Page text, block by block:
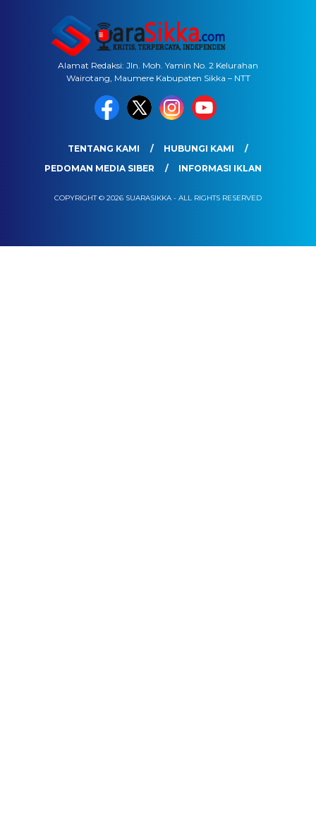
Alamat Redaksi: Jln. Moh. Yamin No. 2 Kelurahan
Wairotang, Maumere Kabupaten Sikka – NTT
TENTANG KAMI
HUBUNGI KAMI
PEDOMAN MEDIA SIBER
INFORMASI IKLAN
COPYRIGHT © 2026 SUARASIKKA - ALL RIGHTS RESERVED